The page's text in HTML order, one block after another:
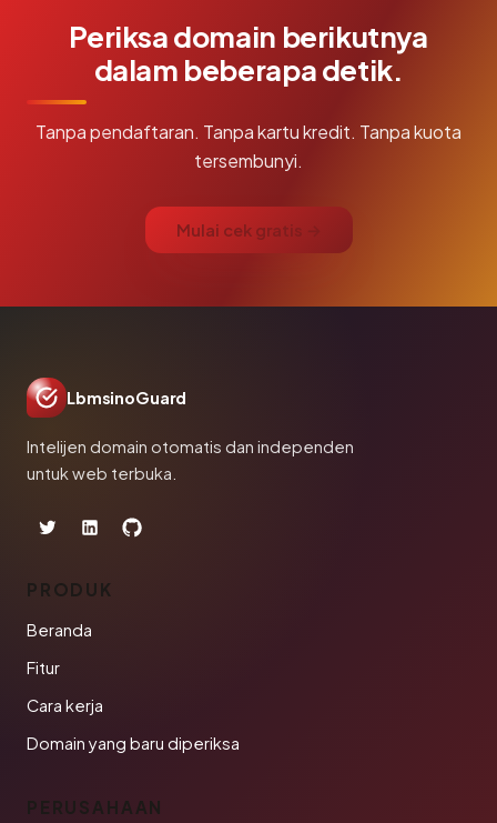
Periksa domain berikutnya
dalam beberapa detik.
Tanpa pendaftaran. Tanpa kartu kredit. Tanpa kuota
tersembunyi.
Mulai cek gratis →
LbmsinoGuard
Intelijen domain otomatis dan independen
untuk web terbuka.
PRODUK
Beranda
Fitur
Cara kerja
Domain yang baru diperiksa
PERUSAHAAN